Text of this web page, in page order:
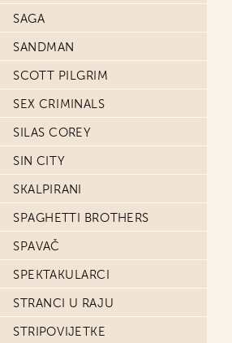
SAGA
SANDMAN
SCOTT PILGRIM
SEX CRIMINALS
SILAS COREY
SIN CITY
SKALPIRANI
SPAGHETTI BROTHERS
SPAVAČ
SPEKTAKULARCI
STRANCI U RAJU
STRIPOVIJETKE